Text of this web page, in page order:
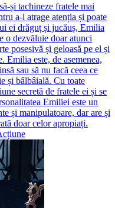
și tachineze fratele mai
a-i atrage atenția și poate
ei drăguț și jucăuș, Emilia
o dezvăluie doar atunci
posesivă și geloasă pe el și
Emilia este, de asemenea,
sau să nu facă ceea ce
și bâlbâială. Cu toate
secretă de fratele ei și se
Emiliei este un
și manipulatoare, dar are și
doar celor apropiați.